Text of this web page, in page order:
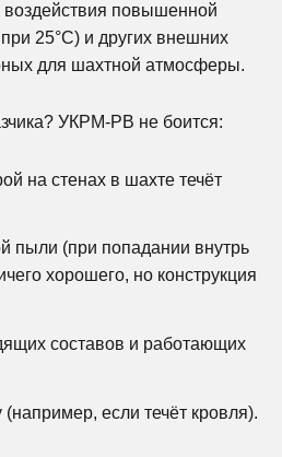
воздействия повышенной
25°C) и других внешних
для шахтной атмосферы.
УКРМ-РВ не боится:
на стенах в шахте течёт
пыли (при попадании внутрь
хорошего, но конструкция
составов и работающих
если течёт кровля).